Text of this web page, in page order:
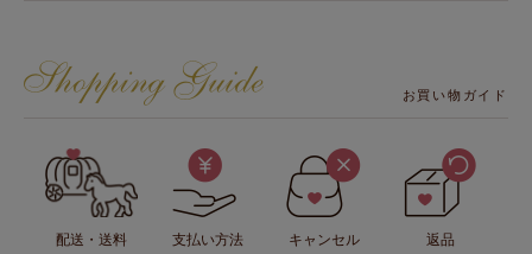
お買い物ガイド
配送・送料 支払い方法 キャンセル 返品